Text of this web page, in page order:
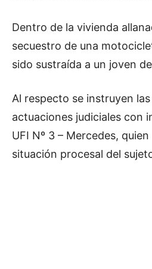
Dentro de la vivienda
secuestro de una
sido sustraída a un joven
Al respecto se instruyen
actuaciones judiciales con
UFI Nº 3 – Mercedes,
situación procesal del